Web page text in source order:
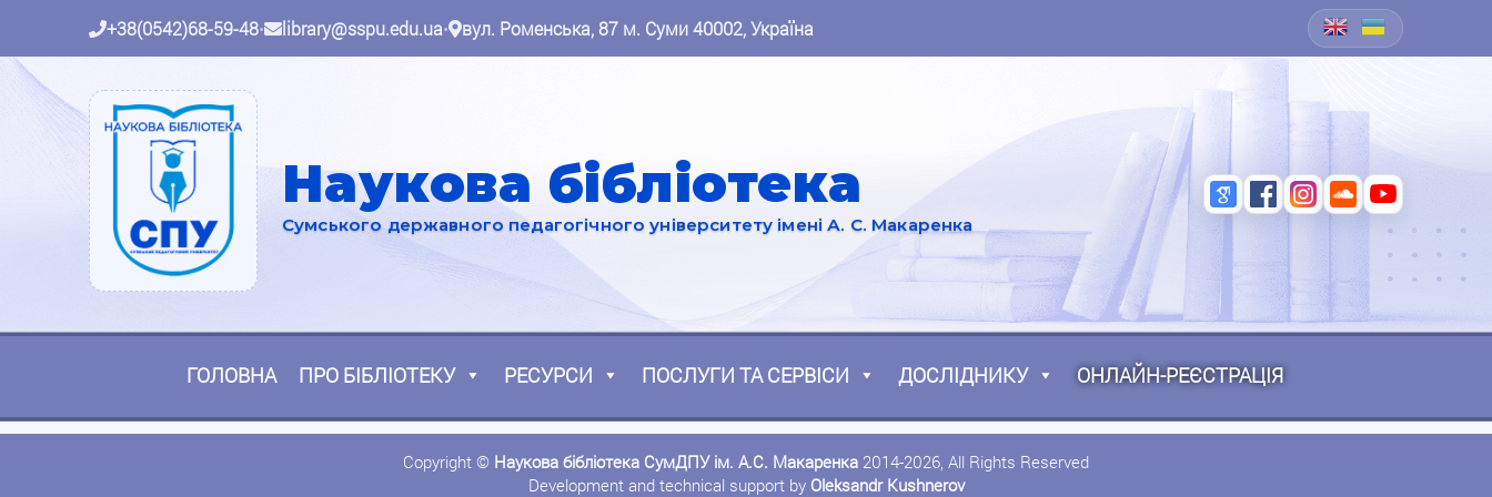
+38(0542)68-59-48• library@sspu.edu.ua• вул. Роменська, 87 м. Суми 40002, Україна
Наукова бібліотека
Сумського державного педагогічного університету імені А. С. Макаренка
ГОЛОВНА ПРО БІБЛІОТЕКУ РЕСУРСИ ПОСЛУГИ ТА СЕРВІСИ ДОСЛІДНИКУ ОНЛАЙН-РЕЄСТРАЦІЯ
Copyright © Наукова бібліотека СумДПУ ім. А.С. Макаренка 2014-2026, All Rights Reserved
Development and technical support by Oleksandr Kushnerov